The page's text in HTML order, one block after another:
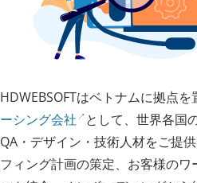
HDWEBSOFTはベトナムに拠点を
ーシング会社
として、世界各国
QA・デザイン・技術人材をご提
フィング計画の策定、お客様のワ